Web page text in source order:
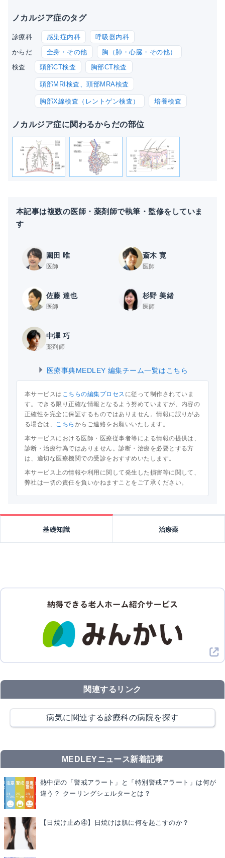
ノカルジア症のタグ
診療科 感染症内科 呼吸器内科
からだ 全身・その他 胸（肺・心臓・その他）
検査 頭部CT検査 胸部CT検査
頭部MRI検査、頭部MRA検査
胸部X線検査（レントゲン検査） 培養検査
ノカルジア症に関わるからだの部位
本記事は複数の医師・薬剤師で執筆・監修をしていま
す
園田 唯
医師
斎木 寛
医師
佐藤 達也
医師
杉野 美緒
医師
中澤 巧
薬剤師
医療事典MEDLEY 編集チーム一覧はこちら
本サービスは こちらの編集プロセス に従って制作されていま
す。できる限り正確な情報となるよう努めていますが、内容の
正確性を完全に保証するものではありません。情報に誤りがあ
る場合は、 こちら からご連絡をお願いいたします。
本サービスにおける医師・医療従事者等による情報の提供は、
診断・治療行為ではありません。診断・治療を必要とする方
は、適切な医療機関での受診をおすすめいたします。
本サービス上の情報や利用に関して発生した損害等に関して、
弊社は一切の責任を負いかねますことをご了承ください。
基礎知識 治療薬
関連するリンク
病気に関連する診療科の病院を探す
MEDLEYニュース新着記事
熱中症の「警戒アラート」と「特別警戒アラート」は何が
違う？ クーリングシェルターとは？
【日焼け止め④】日焼けは肌に何を起こすのか？